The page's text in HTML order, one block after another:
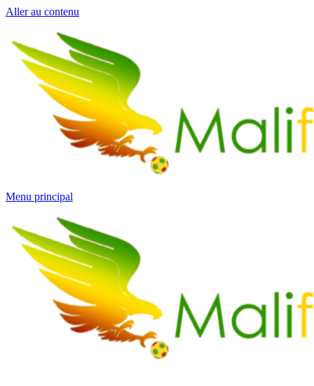
Aller au contenu
Menu principal